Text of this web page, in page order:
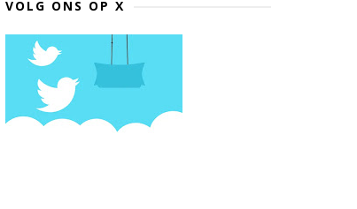
VOLG ONS OP X